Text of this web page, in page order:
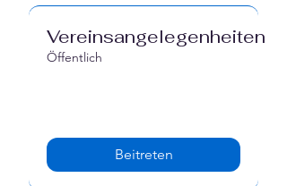
Vereinsangelegenheiten
Öffentlich
Beitreten